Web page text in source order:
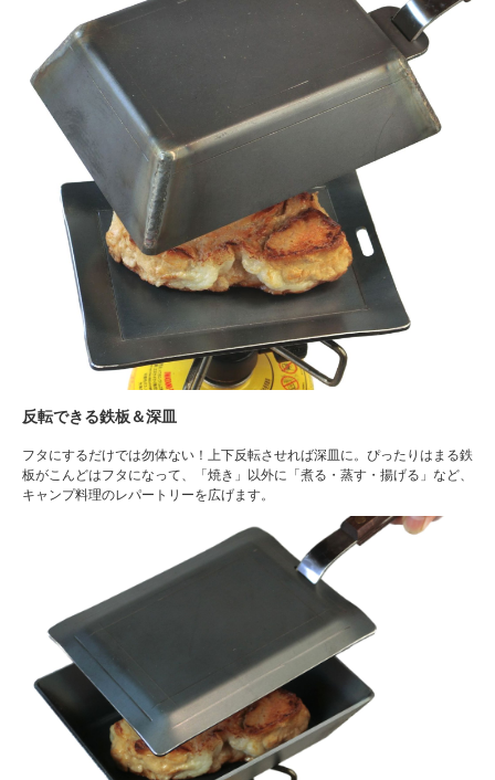
反転できる鉄板＆深皿
フタにするだけでは勿体ない！上下反転させれば深皿に。ぴったりはまる鉄
板がこんどはフタになって、「焼き」以外に「煮る・蒸す・揚げる」など、
キャンプ料理のレパートリーを広げます。